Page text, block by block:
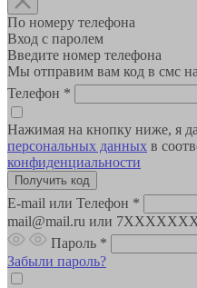
По номеру телефона
Вход с паролем
Введите номер телефона
Мы отправим вам код в смс
Телефон *
Нажимая на кнопку ниже, я
персональных данных в
конфиденциальности
E-mail или Телефон *
mail@mail.ru или
Пароль *
Забыли пароль?